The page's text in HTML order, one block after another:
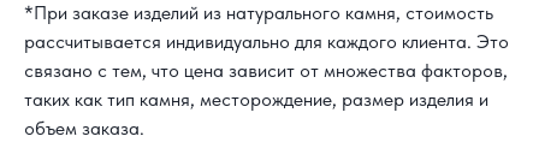
*При заказе изделий из натурального камня, стоимость
рассчитывается индивидуально для каждого клиента. Это
связано с тем, что цена зависит от множества факторов,
таких как тип камня, месторождение, размер изделия и
объем заказа.